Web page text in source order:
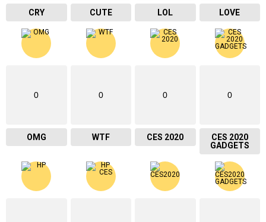
CRY CUTE LOL LOVE
0
OMG
0
WTF
0
CES 2020
0
CES 2020
GADGETS